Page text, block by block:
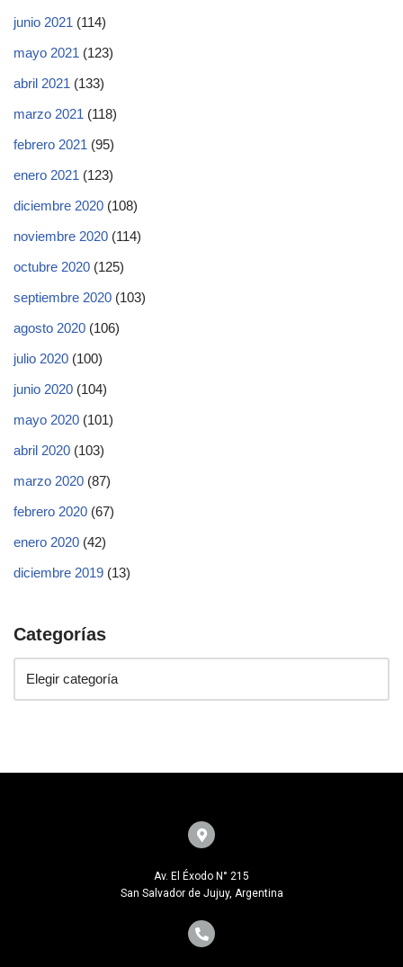
junio 2021 (114)
mayo 2021 (123)
abril 2021 (133)
marzo 2021 (118)
febrero 2021 (95)
enero 2021 (123)
diciembre 2020 (108)
noviembre 2020 (114)
octubre 2020 (125)
septiembre 2020 (103)
agosto 2020 (106)
julio 2020 (100)
junio 2020 (104)
mayo 2020 (101)
abril 2020 (103)
marzo 2020 (87)
febrero 2020 (67)
enero 2020 (42)
diciembre 2019 (13)
Categorías
Av. El Éxodo N° 215
San Salvador de Jujuy, Argentina